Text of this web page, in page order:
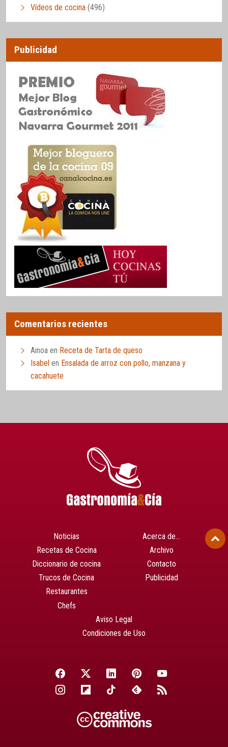
Vídeos de cocina (496)
Publicidad
Comentarios recientes
Ainoa en Receta de Tarta de queso
Isabel en Ensalada de arroz con pollo, manzana y
cacahuete
Noticias
Recetas de Cocina
Diccionario de cocina
Trucos de Cocina
Restaurantes
Chefs
Acerca de…
Archivo
Contacto
Publicidad
Aviso Legal
Condiciones de Uso